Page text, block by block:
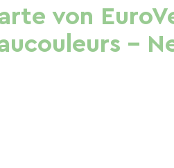
von
-